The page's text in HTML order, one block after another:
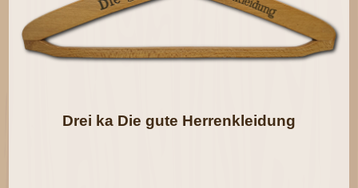
Drei ka Die gute Herrenkleidung